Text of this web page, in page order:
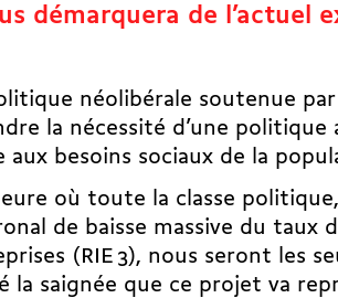
démarquera de l’actuel
néolibérale soutenue par
la nécessité d’une politique
besoins sociaux de la
où toute la classe politique,
de baisse massive du taux
(RIE 3), nous seront les
la saignée que ce projet va